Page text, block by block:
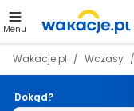
Menu
Wakacje.pl Wczasy
Dokąd?